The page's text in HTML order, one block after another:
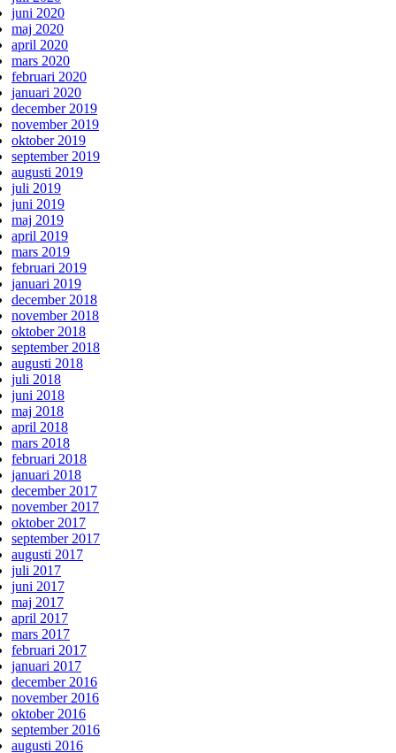
juni 2020
maj 2020
april 2020
mars 2020
februari 2020
januari 2020
december 2019
november 2019
oktober 2019
september 2019
augusti 2019
juli 2019
juni 2019
maj 2019
april 2019
mars 2019
februari 2019
januari 2019
december 2018
november 2018
oktober 2018
september 2018
augusti 2018
juli 2018
juni 2018
maj 2018
april 2018
mars 2018
februari 2018
januari 2018
december 2017
november 2017
oktober 2017
september 2017
augusti 2017
juli 2017
juni 2017
maj 2017
april 2017
mars 2017
februari 2017
januari 2017
december 2016
november 2016
oktober 2016
september 2016
augusti 2016